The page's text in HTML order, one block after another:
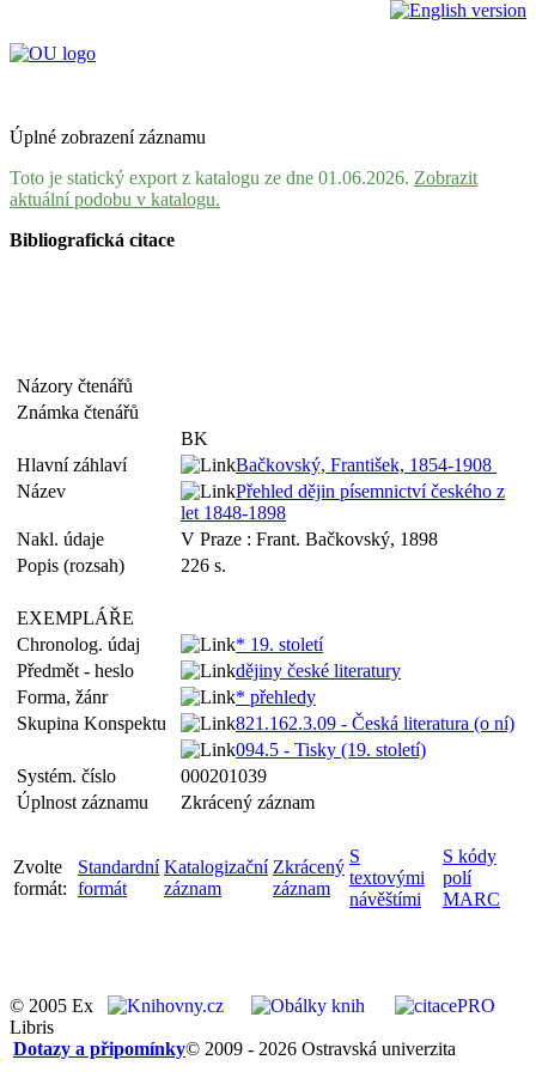
Úplné zobrazení záznamu
Toto je statický export z katalogu ze dne 01.06.2026. Zobrazit
aktuální podobu v katalogu.
Bibliografická citace
Názory čtenářů
Známka čtenářů
BK
Hlavní záhlaví
Bačkovský, František, 1854-1908
Název
Přehled dějin písemnictví českého z
let 1848-1898
Nakl. údaje
V Praze : Frant. Bačkovský, 1898
Popis (rozsah)
226 s.
EXEMPLÁŘE
Chronolog. údaj
* 19. století
Předmět - heslo
dějiny české literatury
Forma, žánr
* přehledy
Skupina Konspektu
821.162.3.09 - Česká literatura (o ní)
094.5 - Tisky (19. století)
Systém. číslo
000201039
Úplnost záznamu
Zkrácený záznam
Zvolte
formát:
Standardní
formát
Katalogizační
záznam
Zkrácený
záznam
S
textovými
návěštími
S kódy
polí
MARC
© 2005 Ex
Libris
© 2009 - 2026 Ostravská univerzita
Dotazy a připomínky